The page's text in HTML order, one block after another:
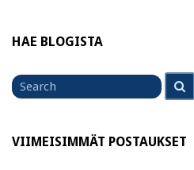
HAE BLOGISTA
Search
for
VIIMEISIMMÄT POSTAUKSET